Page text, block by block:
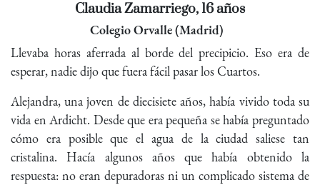
Claudia Zamarriego, 16 años
Colegio Orvalle (Madrid)
Llevaba horas aferrada al borde del precipicio. Eso era de
esperar, nadie dijo que fuera fácil pasar los Cuartos.
Alejandra, una joven de diecisiete años, había vivido toda su
vida en Ardicht. Desde que era pequeña se había preguntado
cómo era posible que el agua de la ciudad saliese tan
cristalina. Hacía algunos años que había obtenido la
respuesta: no eran depuradoras ni un complicado sistema de